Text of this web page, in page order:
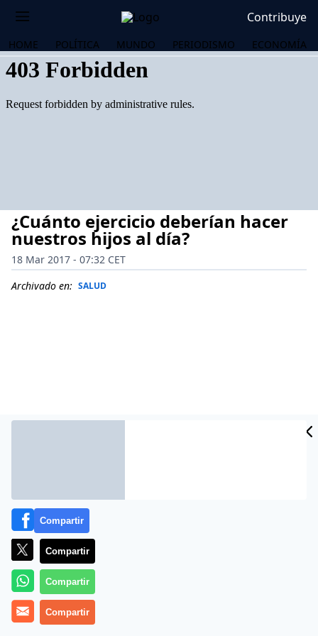
Contribuye
HOME POLÍTICA MUNDO PERIODISMO ECONOMÍA
¿Cuánto ejercicio deberían hacer
nuestros hijos al día?
18 Mar 2017 - 07:32 CET
Archivado en: SALUD
La mayoría de los niños no está cumpliendo con la
recomendación
Compartir
Compartir
Compartir
Compartir